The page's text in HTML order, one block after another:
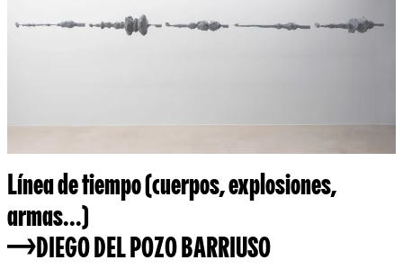
Línea de tiempo (cuerpos, explosiones,
armas...)
DIEGO DEL POZO BARRIUSO